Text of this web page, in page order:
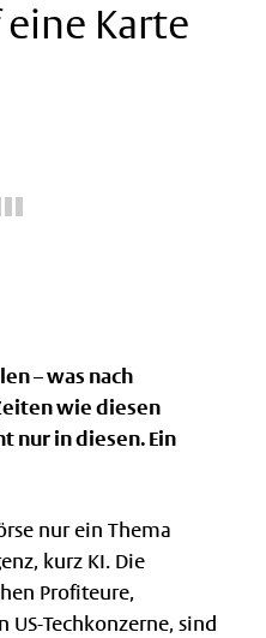
Karte
– was nach
wie diesen
nur in diesen. Ein
nur ein Thema
kurz KI. Die
Profiteure,
Techkonzerne, sind